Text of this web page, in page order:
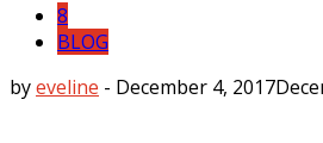
8
BLOG
byeveline - December 4, 2017